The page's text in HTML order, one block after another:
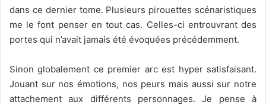
dans ce dernier tome. Plusieurs pirouettes scénaristiques
me le font penser en tout cas. Celles-ci entrouvrant des
portes qui n’avait jamais été évoquées précédemment.
Sinon globalement ce premier arc est hyper satisfaisant.
Jouant sur nos émotions, nos peurs mais aussi sur notre
attachement aux différents personnages. Je pense à